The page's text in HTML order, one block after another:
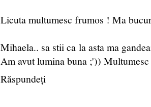
Licuta multumesc frumos ! Ma
Mihaela.. sa stii ca la asta ma
Am avut lumina buna ;'))
Răspundeți